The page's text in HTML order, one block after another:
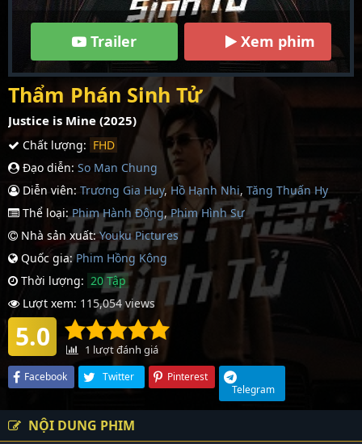
Trailer Xem phim
Thẩm Phán Sinh Tử
Justice is Mine (2025)
Chất lượng: FHD
Đạo diễn: So Man Chung
Diễn viên: Trương Gia Huy, Hồ Hạnh Nhi, Tăng Thuấn Hy
Thể loại: Phim Hành Động,Phim Hình Sự
Nhà sản xuất: Youku Pictures
Quốc gia: Phim Hồng Kông
Thời lượng: 20 Tập
Lượt xem: 115,054 views
5.0 1 lượt đánh giá
Facebook Twitter
Pinterest
Telegram
NỘI DUNG PHIM